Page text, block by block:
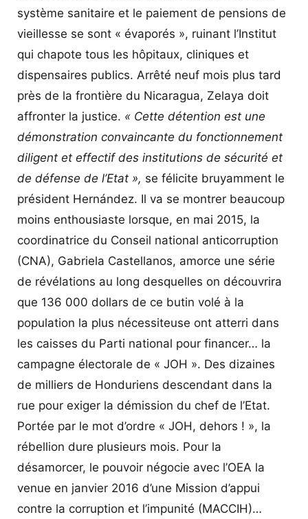
système sanitaire et le paiement de pensions de
vieillesse se sont « évaporés », ruinant l’Institut
qui chapote tous les hôpitaux, cliniques et
dispensaires publics. Arrêté neuf mois plus tard
près de la frontière du Nicaragua, Zelaya doit
affronter la justice. « Cette détention est une
démonstration convaincante du fonctionnement
diligent et effectif des institutions de sécurité et
de défense de l’Etat », se félicite bruyamment le
président Hernández. Il va se montrer beaucoup
moins enthousiaste lorsque, en mai 2015, la
coordinatrice du Conseil national anticorruption
(CNA), Gabriela Castellanos, amorce une série
de révélations au long desquelles on découvrira
que 136 000 dollars de ce butin volé à la
population la plus nécessiteuse ont atterri dans
les caisses du Parti national pour financer… la
campagne électorale de « JOH ». Des dizaines
de milliers de Honduriens descendant dans la
rue pour exiger la démission du chef de l’Etat.
Portée par le mot d’ordre « JOH, dehors ! », la
rébellion dure plusieurs mois. Pour la
désamorcer, le pouvoir négocie avec l’OEA la
venue en janvier 2016 d’une Mission d’appui
contre la corruption et l’impunité (MACCIH)…